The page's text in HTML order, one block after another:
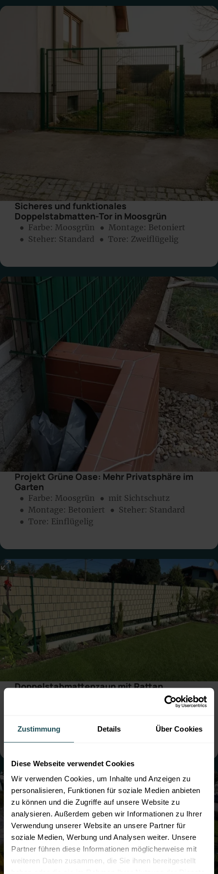
Zustimmung Details Über Cookies
Diese Webseite verwendet Cookies
Wir verwenden Cookies, um Inhalte und Anzeigen zu
personalisieren, Funktionen für soziale Medien anbieten
zu können und die Zugriffe auf unsere Website zu
analysieren. Außerdem geben wir Informationen zu Ihrer
Verwendung unserer Website an unsere Partner für
soziale Medien, Werbung und Analysen weiter. Unsere
Partner führen diese Informationen möglicherweise mit
weiteren Daten zusammen, die Sie ihnen bereitgestellt
Sicheres und funktionales
Doppelstabmatten-Tor in Moosgrün
● Farbe: Moosgrün ● Montage: Betoniert
● Steher: Standard
● Tore: Zweiflügelig
Projekt Grüne Oase: Mehr Privatsphäre im
Garten
● Farbe: Moosgrün
● mit Sichtschutz
● Montage: Betoniert
● Steher: Standard
● Tore: Einflügelig
Doppelstabmattenzaun mit Rattan
● mit Sockelbrett